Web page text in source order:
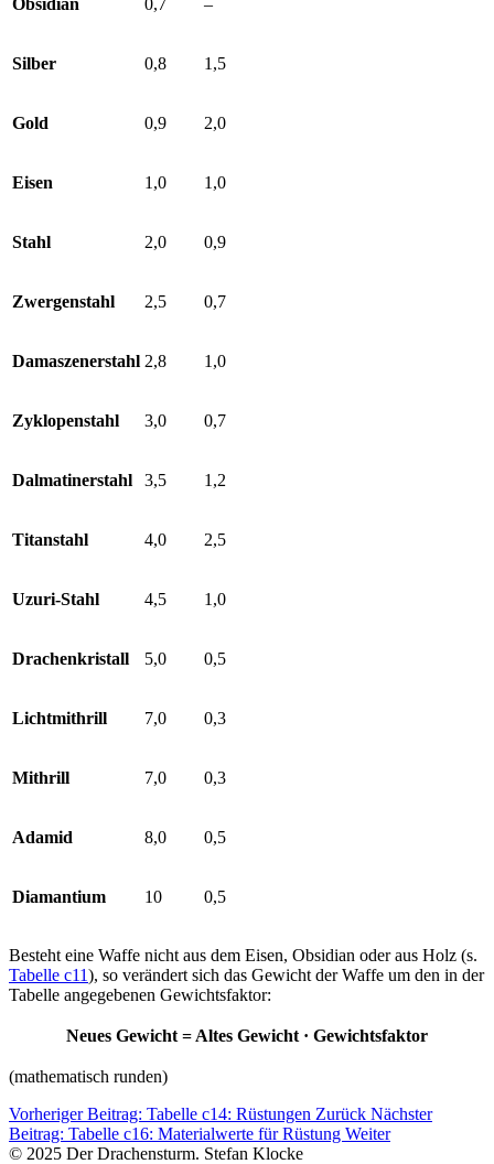
Silber 0,8 1,5
Gold 0,9 2,0
Eisen 1,0 1,0
Stahl 2,0 0,9
Zwergenstahl 2,5 0,7
Damaszenerstahl 2,8 1,0
Zyklopenstahl 3,0 0,7
Dalmatinerstahl 3,5 1,2
Titanstahl 4,0 2,5
Uzuri-Stahl 4,5 1,0
Drachenkristall 5,0 0,5
Lichtmithrill 7,0 0,3
Mithrill 7,0 0,3
Adamid 8,0 0,5
Diamantium 10 0,5
Besteht eine Waffe nicht aus dem Eisen, Obsidian oder aus Holz (s.
Tabelle c11), so verändert sich das Gewicht der Waffe um den in der
Tabelle angegebenen Gewichtsfaktor:
Neues Gewicht = Altes Gewicht · Gewichtsfaktor
(mathematisch runden)
Vorheriger Beitrag: Tabelle c14: Rüstungen Zurück Nächster
Beitrag: Tabelle c16: Materialwerte für Rüstung Weiter
© 2025 Der Drachensturm. Stefan Klocke